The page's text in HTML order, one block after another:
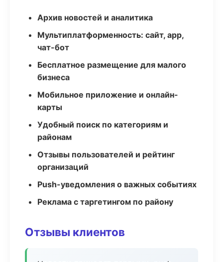
Архив новостей и аналитика
Мультиплатформенность: сайт, app,
чат-бот
Бесплатное размещение для малого
бизнеса
Мобильное приложение и онлайн-
карты
Удобный поиск по категориям и
районам
Отзывы пользователей и рейтинг
организаций
Push-уведомления о важных событиях
Реклама с таргетингом по району
Отзывы клиентов